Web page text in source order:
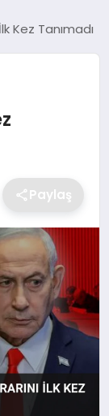
Kez Tanımadı
Paylaş